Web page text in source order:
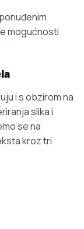
mogućnosti
i s obzirom na
slika i
se na
kroz tri